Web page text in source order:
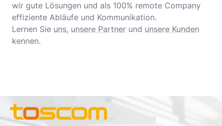
wir gute Lösungen und als 100% remote Company
effiziente Abläufe und Kommunikation.
Lernen Sie uns, unsere Partner und unsere Kunden
kennen.